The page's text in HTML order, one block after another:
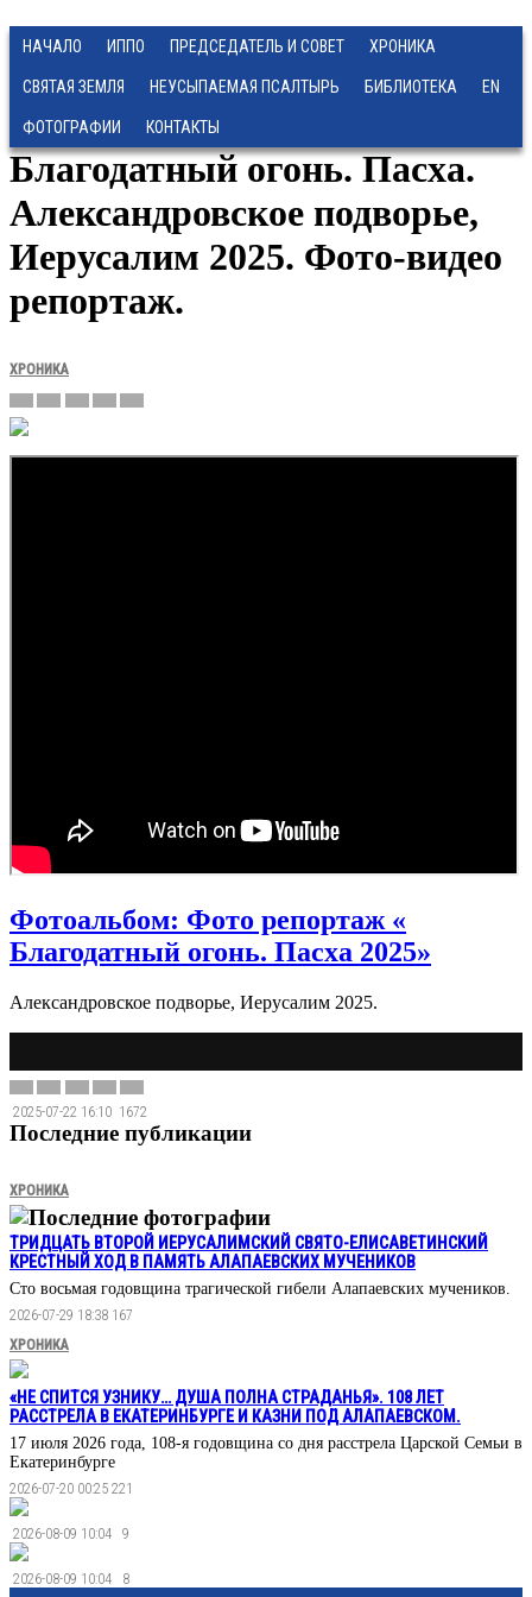
НАЧАЛО ИППО ПРЕДСЕДАТЕЛЬ И СОВЕТ ХРОНИКА
СВЯТАЯ ЗЕМЛЯ НЕУСЫПАЕМАЯ ПСАЛТЫРЬ БИБЛИОТЕКА EN
ФОТОГРАФИИ КОНТАКТЫ
Благодатный огонь. Пасха.
Александровское подворье,
Иерусалим 2025. Фото-видео
репортаж.
ХРОНИКА
Фотоальбом: Фото репортаж «
Благодатный огонь. Пасха 2025»
Александровское подворье, Иерусалим 2025.
2025-07-22 16:10 1672
Последние публикации
ХРОНИКА
ТРИДЦАТЬ ВТОРОЙ ИЕРУСАЛИМСКИЙ СВЯТО-ЕЛИСАВЕТИНСКИЙ
КРЕСТНЫЙ ХОД В ПАМЯТЬ АЛАПАЕВСКИХ МУЧЕНИКОВ
Сто восьмая годовщина трагической гибели Алапаевских мучеников.
2026-07-29 18:38 167
ХРОНИКА
«НЕ СПИТСЯ УЗНИКУ… ДУША ПОЛНА СТРАДАНЬЯ». 108 ЛЕТ
РАССТРЕЛА В ЕКАТЕРИНБУРГЕ И КАЗНИ ПОД АЛАПАЕВСКОМ.
17 июля 2026 года, 108-я годовщина со дня расстрела Царской Семьи в
Екатеринбурге
2026-07-20 00:25 221
Последние фотографии
2026-08-09 10:04 9
2026-08-09 10:04
8